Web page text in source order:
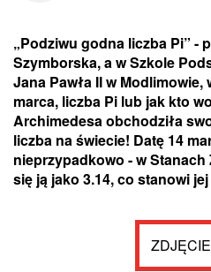
„Podziwu godna liczba Pi” -
Szymborska, a w Szkole
Jana Pawła II w
marca, liczba Pi lub jak kto
Archimedesa obchodziła
liczba na świecie! Datę 14
nieprzypadkowo - w
się ją jako 3.14, co stanowi